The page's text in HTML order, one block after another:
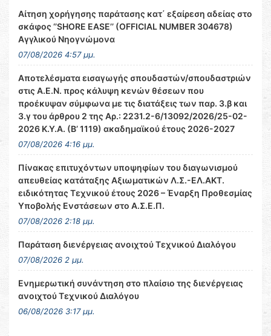
Αίτηση χορήγησης παράτασης κατ΄ εξαίρεση αδείας στο
σκάφος ‘’SHORE EASE’’ (OFFICIAL NUMBER 304678)
Αγγλικού Νηογνώμονα
07/08/2026 4:57 μμ.
Αποτελέσματα εισαγωγής σπουδαστών/σπουδαστριών
στις Α.Ε.Ν. προς κάλυψη κενών θέσεων που
προέκυψαν σύμφωνα με τις διατάξεις των παρ. 3.β και
3.γ του άρθρου 2 της Αρ.: 2231.2-6/13092/2026/25-02-
2026 Κ.Υ.Α. (Β’ 1119) ακαδημαϊκού έτους 2026-2027
07/08/2026 4:16 μμ.
Πίνακας επιτυχόντων υποψηφίων του διαγωνισμού
απευθείας κατάταξης Αξιωματικών Λ.Σ.-ΕΛ.ΑΚΤ.
ειδικότητας Τεχνικού έτους 2026 – Έναρξη Προθεσμίας
Υποβολής Ενστάσεων στο Α.Σ.Ε.Π.
07/08/2026 2:18 μμ.
Παράταση διενέργειας ανοιχτού Τεχνικού Διαλόγου
07/08/2026 2 μμ.
Ενημερωτική συνάντηση στο πλαίσιο της διενέργειας
ανοιχτού Τεχνικού Διαλόγου
06/08/2026 3:17 μμ.